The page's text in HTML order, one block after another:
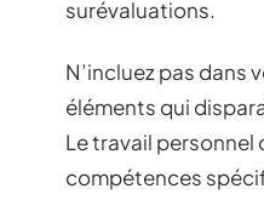
surévaluations.
N’incluez pas dans
éléments qui
Le travail personnel
compétences